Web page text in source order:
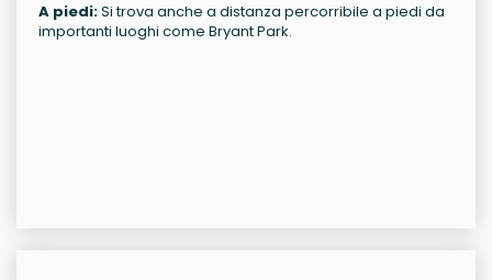
A piedi:Si trova anche a distanza percorribile a piedi da
importanti luoghi come Bryant Park.